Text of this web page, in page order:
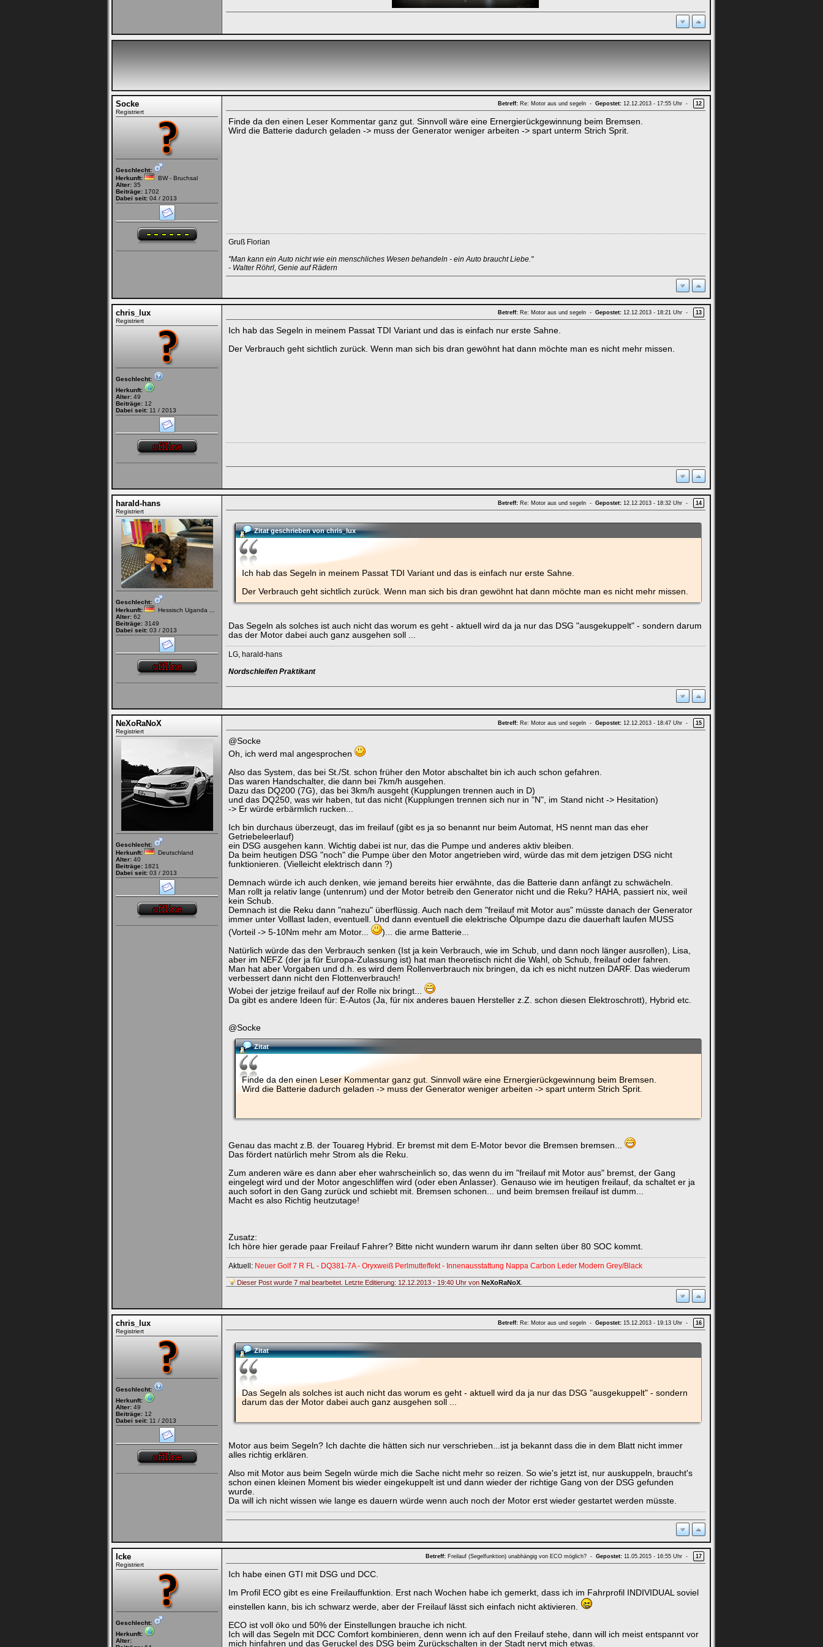
Socke
Registriert
Geschlecht:
Herkunft:
BW - Bruchsal
Alter: 35
Beiträge: 1702
Dabei seit: 04 / 2013
Betreff: Re: Motor aus und segeln - Gepostet: 12.12.2013 - 17:55 Uhr - 12
Finde da den einen Leser Kommentar ganz gut. Sinnvoll wäre eine Ernergierückgewinnung beim Bremsen.
Wird die Batterie dadurch geladen -> muss der Generator weniger arbeiten -> spart unterm Strich Sprit.
Gruß Florian
"Man kann ein Auto nicht wie ein menschliches Wesen behandeln - ein Auto braucht Liebe."
- Walter Röhrl, Genie auf Rädern
chris_lux
Registriert
Geschlecht:
Herkunft:
Alter: 49
Beiträge: 12
Dabei seit: 11 / 2013
Betreff: Re: Motor aus und segeln - Gepostet: 12.12.2013 - 18:21 Uhr - 13
Ich hab das Segeln in meinem Passat TDI Variant und das is einfach nur erste Sahne.
Der Verbrauch geht sichtlich zurück. Wenn man sich bis dran gewöhnt hat dann möchte man es nicht mehr missen.
harald-hans
Registriert
Geschlecht:
Herkunft:
Hessisch Uganda ...
Alter: 62
Beiträge: 3149
Dabei seit: 03 / 2013
Betreff: Re: Motor aus und segeln - Gepostet: 12.12.2013 - 18:32 Uhr - 14
Zitat geschrieben von chris_lux
Ich hab das Segeln in meinem Passat TDI Variant und das is einfach nur erste Sahne.
Der Verbrauch geht sichtlich zurück. Wenn man sich bis dran gewöhnt hat dann möchte man es nicht mehr missen.
Das Segeln als solches ist auch nicht das worum es geht - aktuell wird da ja nur das DSG "ausgekuppelt" - sondern darum
das der Motor dabei auch ganz ausgehen soll ...
LG, harald-hans
Nordschleifen Praktikant
NeXoRaNoX
Registriert
Geschlecht:
Herkunft:
Deutschland
Alter: 40
Beiträge: 1821
Dabei seit: 03 / 2013
Betreff: Re: Motor aus und segeln - Gepostet: 12.12.2013 - 18:47 Uhr - 15
@Socke
Oh, ich werd mal angesprochen
Also das System, das bei St./St. schon früher den Motor abschaltet bin ich auch schon gefahren.
Das waren Handschalter, die dann bei 7km/h ausgehen.
Dazu das DQ200 (7G), das bei 3km/h ausgeht (Kupplungen trennen auch in D)
und das DQ250, was wir haben, tut das nicht (Kupplungen trennen sich nur in "N", im Stand nicht -> Hesitation)
-> Er würde erbärmlich rucken...
Ich bin durchaus überzeugt, das im freilauf (gibt es ja so benannt nur beim Automat, HS nennt man das eher
Getriebeleerlauf)
ein DSG ausgehen kann. Wichtig dabei ist nur, das die Pumpe und anderes aktiv bleiben.
Da beim heutigen DSG "noch" die Pumpe über den Motor angetrieben wird, würde das mit dem jetzigen DSG nicht
funktionieren. (Vielleicht elektrisch dann ?)
Demnach würde ich auch denken, wie jemand bereits hier erwähnte, das die Batterie dann anfängt zu schwächeln.
Man rollt ja relativ lange (untenrum) und der Motor betreib den Generator nicht und die Reku? HAHA, passiert nix, weil
kein Schub.
Demnach ist die Reku dann "nahezu" überflüssig. Auch nach dem "freilauf mit Motor aus" müsste danach der Generator
immer unter Volllast laden, eventuell. Und dann eventuell die elektrische Ölpumpe dazu die dauerhaft laufen MUSS
(Vorteil -> 5-10Nm mehr am Motor...
)... die arme Batterie...
Natürlich würde das den Verbrauch senken (Ist ja kein Verbrauch, wie im Schub, und dann noch länger ausrollen), Lisa,
aber im NEFZ (der ja für Europa-Zulassung ist) hat man theoretisch nicht die Wahl, ob Schub, freilauf oder fahren.
Man hat aber Vorgaben und d.h. es wird dem Rollenverbrauch nix bringen, da ich es nicht nutzen DARF. Das wiederum
verbessert dann nicht den Flottenverbrauch!
Wobei der jetzige freilauf auf der Rolle nix bringt...
Da gibt es andere Ideen für: E-Autos (Ja, für nix anderes bauen Hersteller z.Z. schon diesen Elektroschrott), Hybrid etc.
@Socke
Zitat
Finde da den einen Leser Kommentar ganz gut. Sinnvoll wäre eine Ernergierückgewinnung beim Bremsen.
Wird die Batterie dadurch geladen -> muss der Generator weniger arbeiten -> spart unterm Strich Sprit.
Genau das macht z.B. der Touareg Hybrid. Er bremst mit dem E-Motor bevor die Bremsen bremsen...
Das fördert natürlich mehr Strom als die Reku.
Zum anderen wäre es dann aber eher wahrscheinlich so, das wenn du im "freilauf mit Motor aus" bremst, der Gang
eingelegt wird und der Motor angeschliffen wird (oder eben Anlasser). Genauso wie im heutigen freilauf, da schaltet er ja
auch sofort in den Gang zurück und schiebt mit. Bremsen schonen... und beim bremsen freilauf ist dumm...
Macht es also Richtig heutzutage!
Zusatz:
Ich höre hier gerade paar Freilauf Fahrer? Bitte nicht wundern warum ihr dann selten über 80 SOC kommt.
Aktuell: Neuer Golf 7 R FL - DQ381-7A - Oryxweiß Perlmutteffekt - Innenausstattung Nappa Carbon Leder Modern Grey/Black
Dieser Post wurde 7 mal bearbeitet. Letzte Editierung: 12.12.2013 - 19:40 Uhr von NeXoRaNoX
chris_lux
Registriert
Geschlecht:
Herkunft:
Alter: 49
Beiträge: 12
Dabei seit: 11 / 2013
Betreff: Re: Motor aus und segeln - Gepostet: 15.12.2013 - 19:13 Uhr - 16
Zitat
Das Segeln als solches ist auch nicht das worum es geht - aktuell wird da ja nur das DSG "ausgekuppelt" - sondern
darum das der Motor dabei auch ganz ausgehen soll ...
Motor aus beim Segeln? Ich dachte die hätten sich nur verschrieben...ist ja bekannt dass die in dem Blatt nicht immer
alles richtig erklären.
Also mit Motor aus beim Segeln würde mich die Sache nicht mehr so reizen. So wie's jetzt ist, nur auskuppeln, braucht's
schon einen kleinen Moment bis wieder eingekuppelt ist und dann wieder der richtige Gang von der DSG gefunden
wurde.
Da will ich nicht wissen wie lange es dauern würde wenn auch noch der Motor erst wieder gestartet werden müsste.
Icke
Registriert
Geschlecht:
Herkunft:
Alter:
Betreff: Freilauf (Segelfunktion) unabhängig von ECO möglich? - Gepostet: 11.05.2015 - 16:55 Uhr - 17
Ich habe einen GTI mit DSG und DCC.
Im Profil ECO gibt es eine Freilauffunktion. Erst nach Wochen habe ich gemerkt, dass ich im Fahrprofil INDIVIDUAL soviel
einstellen kann, bis ich schwarz werde, aber der Freilauf lässt sich einfach nicht aktivieren.
ECO ist voll öko und 50% der Einstellungen brauche ich nicht.
Ich will das Segeln mit DCC Comfort kombinieren, denn wenn ich auf den Freilauf stehe, dann will ich meist entspannt vor
mich hinfahren und das Geruckel des DSG beim Zurückschalten in der Stadt nervt mich etwas.